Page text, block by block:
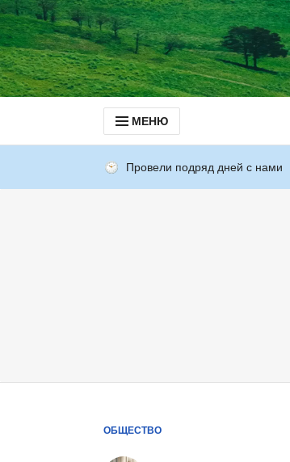
МЕНЮ
Провели подряд дней с нами
ОБЩЕСТВО